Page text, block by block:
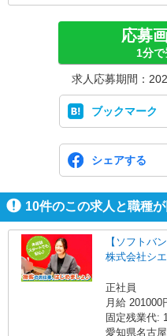
応募
1分
求人応募期間：
ブックマーク
シェアする
10件のこの求人と職種
【ソフトバ
株式会社シ
正社員
月給 201000
固定残業代:
時間外手当
愛知県名古